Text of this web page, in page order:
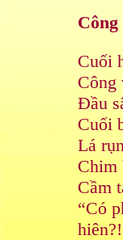
Cuối
Công
Đầu
Cuối
Lá
Chim
Cầm
“Có